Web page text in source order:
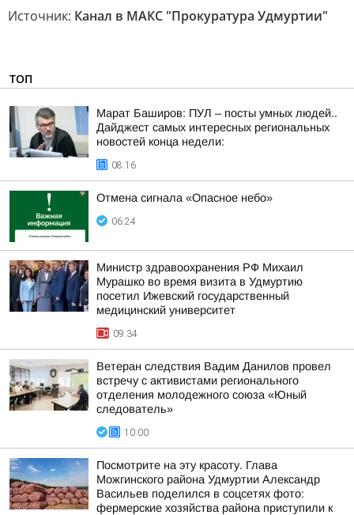
Источник: Канал в МАКС "Прокуратура Удмуртии"
ТОП
Марат Баширов: ПУЛ – посты умных людей..
Дайджест самых интересных региональных
новостей конца недели:
08:16
Отмена сигнала «Опасное небо»
06:24
Министр здравоохранения РФ Михаил
Мурашко во время визита в Удмуртию
посетил Ижевский государственный
медицинский университет
09:34
Ветеран следствия Вадим Данилов провел
встречу с активистами регионального
отделения молодежного союза «Юный
следователь»
10:00
Посмотрите на эту красоту. Глава
Можгинского района Удмуртии Александр
Васильев поделился в соцсетях фото:
фермерские хозяйства района приступили к